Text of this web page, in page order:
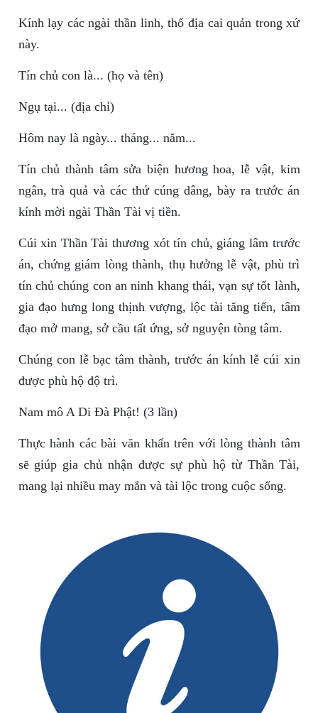
Kính lạy các ngài thần linh, thổ địa cai quản trong xứ
này.
Tín chủ con là... (họ và tên)
Ngụ tại... (địa chỉ)
Hôm nay là ngày... tháng... năm...
Tín chủ thành tâm sửa biện hương hoa, lễ vật, kim
ngân, trà quả và các thứ cúng dâng, bày ra trước án
kính mời ngài Thần Tài vị tiền.
Cúi xin Thần Tài thương xót tín chủ, giáng lâm trước
án, chứng giám lòng thành, thụ hưởng lễ vật, phù trì
tín chủ chúng con an ninh khang thái, vạn sự tốt lành,
gia đạo hưng long thịnh vượng, lộc tài tăng tiến, tâm
đạo mở mang, sở cầu tất ứng, sở nguyện tòng tâm.
Chúng con lễ bạc tâm thành, trước án kính lễ cúi xin
được phù hộ độ trì.
Nam mô A Di Đà Phật! (3 lần)
Thực hành các bài văn khấn trên với lòng thành tâm
sẽ giúp gia chủ nhận được sự phù hộ từ Thần Tài,
mang lại nhiều may mắn và tài lộc trong cuộc sống.